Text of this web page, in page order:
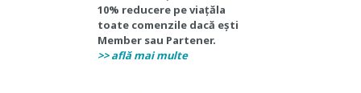
10% reducere pe viațăla
toate comenzile dacă ești
Member sau Partener.
>> află mai multe